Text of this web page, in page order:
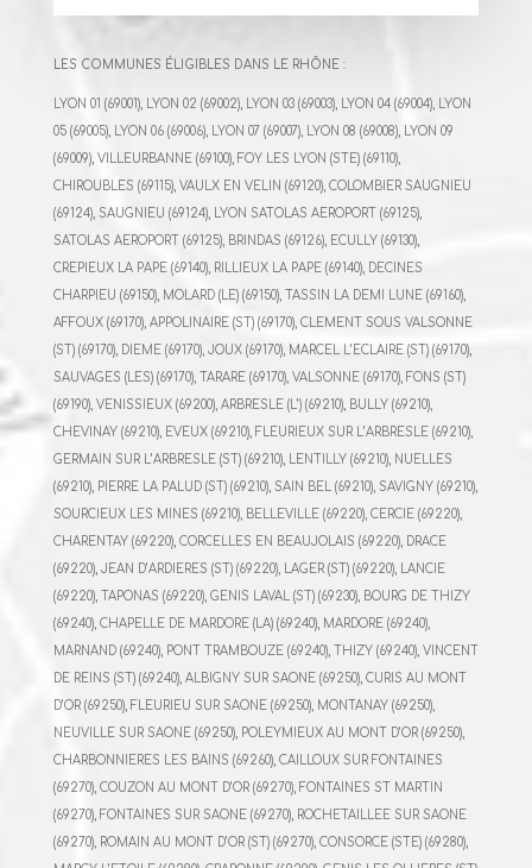
LES COMMUNES ÉLIGIBLES DANS LE RHÔNE :
LYON 01 (69001), LYON 02 (69002), LYON 03 (69003), LYON 04 (69004), LYON
05 (69005), LYON 06 (69006), LYON 07 (69007), LYON 08 (69008), LYON 09
(69009), VILLEURBANNE (69100), FOY LES LYON (STE) (69110),
CHIROUBLES (69115), VAULX EN VELIN (69120), COLOMBIER SAUGNIEU
(69124), SAUGNIEU (69124), LYON SATOLAS AEROPORT (69125),
SATOLAS AEROPORT (69125), BRINDAS (69126), ECULLY (69130),
CREPIEUX LA PAPE (69140), RILLIEUX LA PAPE (69140), DECINES
CHARPIEU (69150), MOLARD (LE) (69150), TASSIN LA DEMI LUNE (69160),
AFFOUX (69170), APPOLINAIRE (ST) (69170), CLEMENT SOUS VALSONNE
(ST) (69170), DIEME (69170), JOUX (69170), MARCEL L’ECLAIRE (ST) (69170),
SAUVAGES (LES) (69170), TARARE (69170), VALSONNE (69170), FONS (ST)
(69190), VENISSIEUX (69200), ARBRESLE (L’) (69210), BULLY (69210),
CHEVINAY (69210), EVEUX (69210), FLEURIEUX SUR L’ARBRESLE (69210),
GERMAIN SUR L’ARBRESLE (ST) (69210), LENTILLY (69210), NUELLES
(69210), PIERRE LA PALUD (ST) (69210), SAIN BEL (69210), SAVIGNY (69210),
SOURCIEUX LES MINES (69210), BELLEVILLE (69220), CERCIE (69220),
CHARENTAY (69220), CORCELLES EN BEAUJOLAIS (69220), DRACE
(69220), JEAN D’ARDIERES (ST) (69220), LAGER (ST) (69220), LANCIE
(69220), TAPONAS (69220), GENIS LAVAL (ST) (69230), BOURG DE THIZY
(69240), CHAPELLE DE MARDORE (LA) (69240), MARDORE (69240),
MARNAND (69240), PONT TRAMBOUZE (69240), THIZY (69240), VINCENT
DE REINS (ST) (69240), ALBIGNY SUR SAONE (69250), CURIS AU MONT
D’OR (69250), FLEURIEU SUR SAONE (69250), MONTANAY (69250),
NEUVILLE SUR SAONE (69250), POLEYMIEUX AU MONT D’OR (69250),
CHARBONNIERES LES BAINS (69260), CAILLOUX SUR FONTAINES
(69270), COUZON AU MONT D’OR (69270), FONTAINES ST MARTIN
(69270), FONTAINES SUR SAONE (69270), ROCHETAILLEE SUR SAONE
(69270), ROMAIN AU MONT D’OR (ST) (69270), CONSORCE (STE) (69280),